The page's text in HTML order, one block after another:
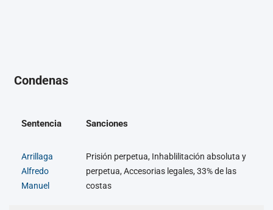
Condenas
Sentencia Sanciones
Arrillaga
Alfredo
Manuel
Prisión perpetua, Inhablilitación absoluta y
perpetua, Accesorias legales, 33% de las
costas